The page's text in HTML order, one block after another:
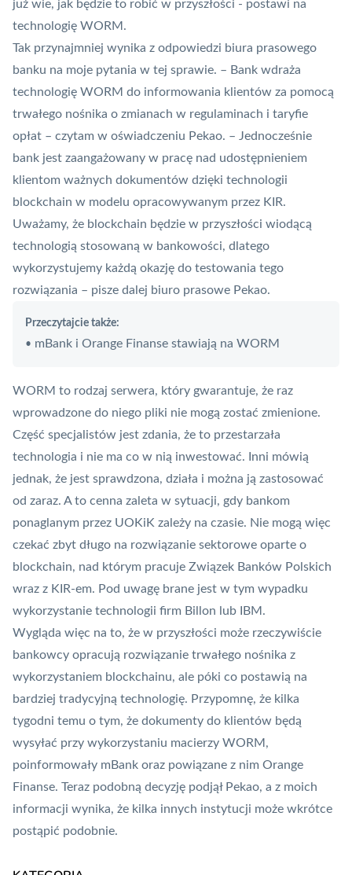
już wie, jak będzie to robić w przyszłości - postawi na
technologię WORM.
Tak przynajmniej wynika z odpowiedzi biura prasowego
banku na moje pytania w tej sprawie. – Bank wdraża
technologię WORM do informowania klientów za pomocą
trwałego nośnika o zmianach w regulaminach i taryfie
opłat – czytam w oświadczeniu Pekao. – Jednocześnie
bank jest zaangażowany w pracę nad udostępnieniem
klientom ważnych dokumentów dzięki technologii
blockchain w modelu opracowywanym przez KIR.
Uważamy, że blockchain będzie w przyszłości wiodącą
technologią stosowaną w bankowości, dlatego
wykorzystujemy każdą okazję do testowania tego
rozwiązania – pisze dalej biuro prasowe Pekao.
Przeczytajcie także:
• mBank i Orange Finanse stawiają na WORM
WORM to rodzaj serwera, który gwarantuje, że raz
wprowadzone do niego pliki nie mogą zostać zmienione.
Część specjalistów jest zdania, że to przestarzała
technologia i nie ma co w nią inwestować. Inni mówią
jednak, że jest sprawdzona, działa i można ją zastosować
od zaraz. A to cenna zaleta w sytuacji, gdy bankom
ponaglanym przez UOKiK zależy na czasie. Nie mogą więc
czekać zbyt długo na rozwiązanie sektorowe oparte o
blockchain, nad którym pracuje Związek Banków Polskich
wraz z KIR-em. Pod uwagę brane jest w tym wypadku
wykorzystanie technologii firm Billon lub IBM.
Wygląda więc na to, że w przyszłości może rzeczywiście
bankowcy opracują rozwiązanie trwałego nośnika z
wykorzystaniem blockchainu, ale póki co postawią na
bardziej tradycyjną technologię. Przypomnę, że kilka
tygodni temu o tym, że dokumenty do klientów będą
wysyłać przy wykorzystaniu macierzy WORM ,
poinformowały mBank oraz powiązane z nim Orange
Finanse. Teraz podobną decyzję podjął Pekao, a z moich
informacji wynika, że kilka innych instytucji może wkrótce
postąpić podobnie.